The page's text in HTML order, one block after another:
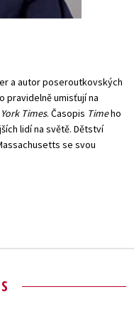
a autor poseroutkovských
pravidelně umisťují na
Times. Časopis Timeho
lidí na světě. Dětství
se svou